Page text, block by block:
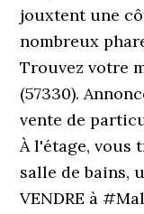
jouxtent une
nombreux
Trouvez votre
(57330).
vente de
À l'étage, vous
salle de bains,
VENDRE à